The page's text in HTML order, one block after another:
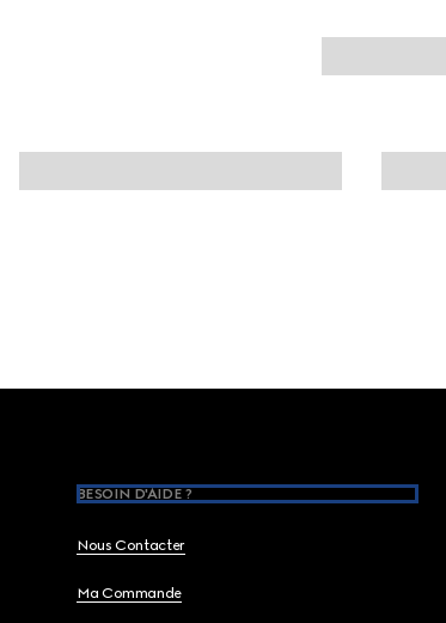
BESOIN D'AIDE ?
Nous Contacter
Ma Commande